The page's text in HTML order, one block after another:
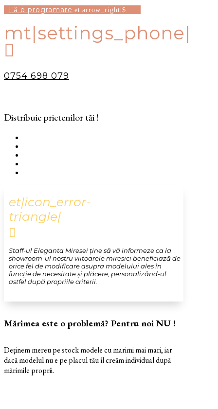
Fă o programare
mt|settings_phone|

0754 698 079
Distribuie prietenilor tăi !
et|icon_error-
triangle|

Staff-ul Eleganta Miresei ține să vă informeze ca la
showroom-ul nostru viitoarele miresici beneficiază de
orice fel de modificare asupra modelului ales în
funcție de necesitate și plăcere, personalizând-ul
astfel după propriile criterii.
Mărimea este o problemă? Pentru noi NU !
Deținem mereu pe stock modele cu marimi mai mari, iar
dacă modelul nu e pe placul tău îl creăm individual după
mărimile proprii.